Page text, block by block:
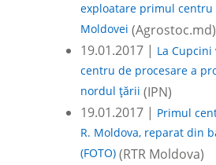
exploatare primul
Moldovei (Agrostoc.md)
19.01.2017 | La
centru de procesare a
nordul țării (IPN)
19.01.2017 | Primul
R. Moldova, reparat din
(FOTO)(RTR Moldova)